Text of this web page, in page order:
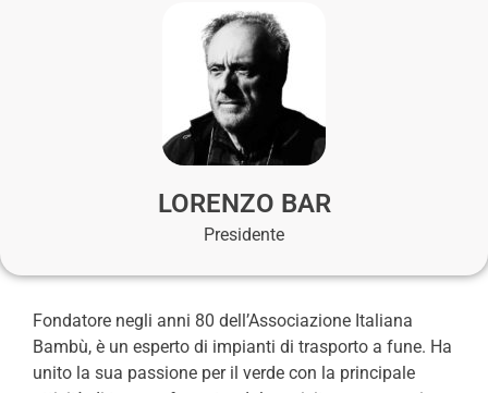
LORENZO BAR
Presidente
Fondatore negli anni 80 dell’Associazione Italiana
Bambù, è un esperto di impianti di trasporto a fune. Ha
unito la sua passione per il verde con la principale